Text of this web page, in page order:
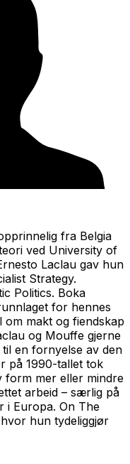
fra Belgia
ved University of
Laclau gav hun
Strategy.
Politics. Boka
for hennes
makt og fiendskap
og Mouffe gjerne
en fornyelse av den
på 1990-tallet tok
form mer eller mindre
arbeid – særlig på
i Europa. On The
hun tydeliggjør